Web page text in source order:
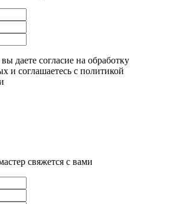
даете согласие на обработку
и соглашаетесь c политикой
свяжется с вами